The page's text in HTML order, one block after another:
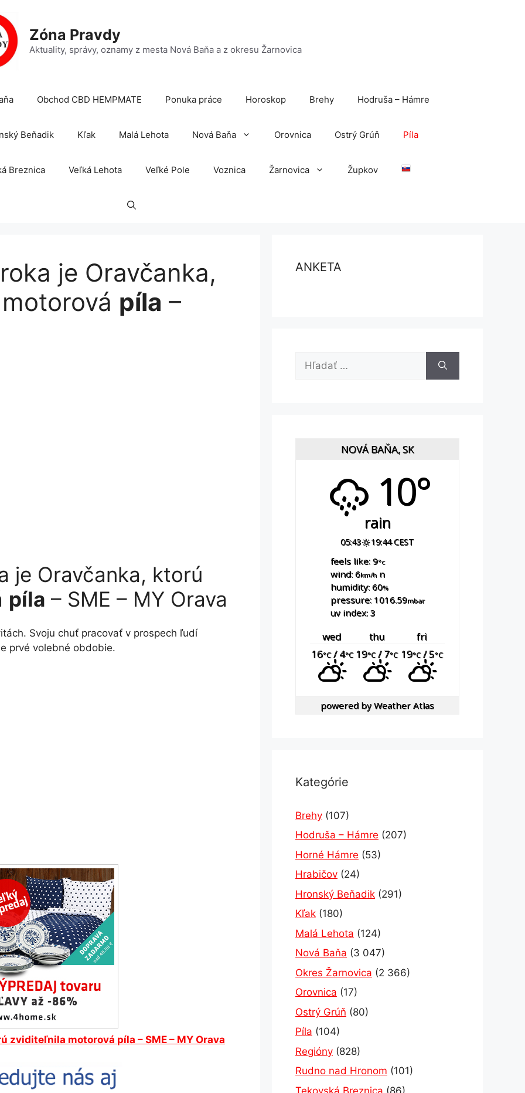
Zóna Pravdy
Aktuality, správy, oznamy z mesta Nová Baňa a z okresu Žarnovica
Obchod CBD HEMPMATE Ponuka práce Horoskop Brehy Hodruša – Hámre
Beňadik Kľak Malá Lehota Nová Baňa Orovnica Ostrý Grúň Píla
Breznica Veľká Lehota Veľké Pole Voznica Žarnovica Župkov
je Oravčanka,
píla –
je Oravčanka, ktorú
píla – SME – MY Orava
Svoju chuť pracovať v prospech ľudí
prvé volebné obdobie.
zviditeľnila motorová píla – SME – MY Orava
ANKETA
Hľadať:
NOVÁ BAŇA, SK
10°
rain
05:43 19:44 CEST
feels like: 9°c
wind: 6km/hn
humidity: 60%
pressure: 1016.59mbar
uv index: 3
wed thu
fri
16°C/ 4°C 19°C/ 7°C 19°C/ 5°C
powered byWeather Atlas
Kategórie
Brehy (107)
Hodruša – Hámre (207)
Horné Hámre (53)
Hrabičov (24)
Hronský Beňadik (291)
Kľak (180)
Malá Lehota (124)
Nová Baňa (3 047)
Okres Žarnovica (2 366)
Orovnica (17)
Ostrý Grúň (80)
Píla (104)
Regióny (828)
Rudno nad Hronom (101)
Tekovská Breznica (86)